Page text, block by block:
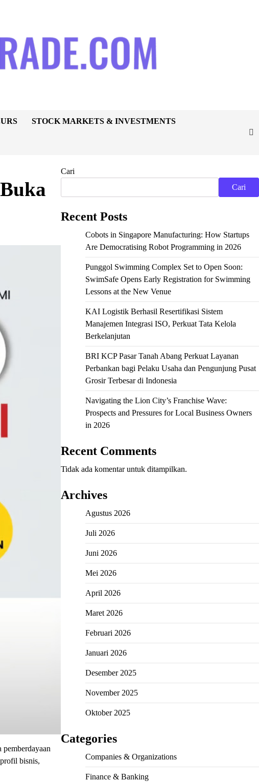
STOCK MARKETS & INVESTMENTS
bisnis,
Cari
Cari
Recent Posts
Cobots in Singapore Manufacturing: How Startups
Are Democratising Robot Programming in 2026
Punggol Swimming Complex Set to Open Soon:
SwimSafe Opens Early Registration for Swimming
Lessons at the New Venue
KAI Logistik Berhasil Resertifikasi Sistem
Manajemen Integrasi ISO, Perkuat Tata Kelola
Berkelanjutan
BRI KCP Pasar Tanah Abang Perkuat Layanan
Perbankan bagi Pelaku Usaha dan Pengunjung Pusat
Grosir Terbesar di Indonesia
Navigating the Lion City’s Franchise Wave:
Prospects and Pressures for Local Business Owners
in 2026
Recent Comments
Tidak ada komentar untuk ditampilkan.
Archives
Agustus 2026
Juli 2026
Juni 2026
Mei 2026
April 2026
Maret 2026
Februari 2026
Januari 2026
Desember 2025
November 2025
Oktober 2025
Categories
Companies & Organizations
Finance & Banking